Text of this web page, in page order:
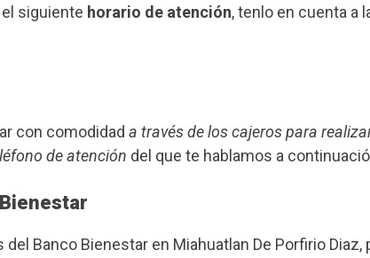
siguiente horario de atención, tenlo en cuenta a
con comodidad a través de los cajeros para
de atención del que te hablamos a
Banco Bienestar en Miahuatlan De Porfirio